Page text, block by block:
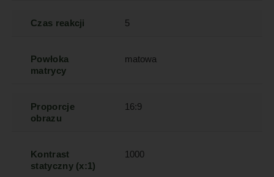
Czas reakcji 5
Powłoka
matrycy
matowa
Proporcje
obrazu
16:9
Kontrast
statyczny (x:1)
1000